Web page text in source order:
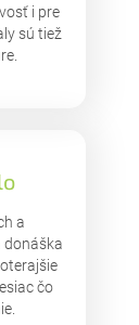
i pre
sú tiež
a
donáška
čo